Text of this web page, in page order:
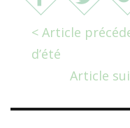
< Article
d’été
Article